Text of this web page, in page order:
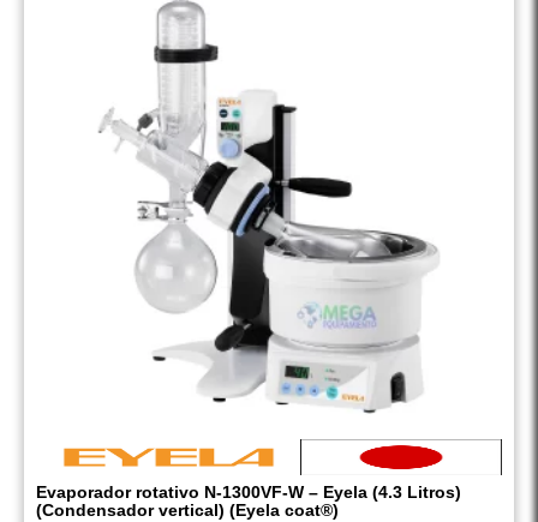
Evaporador rotativo N-1300VF-W – Eyela (4.3 Litros)
(Condensador vertical) (Eyela coat®)